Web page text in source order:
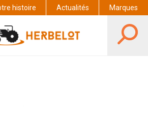
histoire Actualités Marques